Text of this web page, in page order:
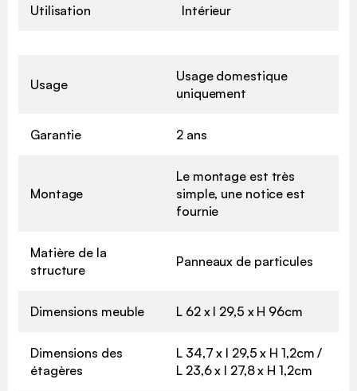
Utilisation Intérieur
Usage
Usage domestique
uniquement
Garantie 2 ans
Montage
Le montage est très
simple, une notice est
fournie
Matière de la
structure
Panneaux de particules
Dimensions meuble L 62 x l 29,5 x H 96cm
Dimensions des
étagères
L 34,7 x l 29,5 x H 1,2cm /
L 23,6 x l 27,8 x H 1,2cm